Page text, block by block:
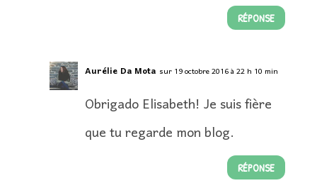
RÉPONSE
Aurélie Da Mota sur 19 octobre 2016 à 22 h 10 min
Obrigado Elisabeth! Je suis fière
que tu regarde mon blog.
RÉPONSE